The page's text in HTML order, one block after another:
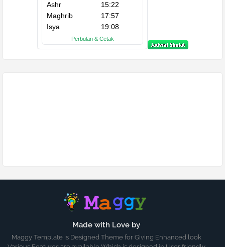
Made with Love by
Maggy Template is Designed Theme for Giving Enhanced look